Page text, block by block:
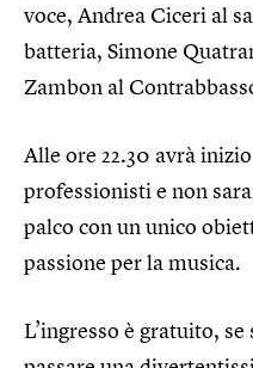
voce, Andrea Ciceri al
batteria, Simone
Zambon al
Alle ore 22.30 avrà
professionisti e non
palco con un unico
passione per la musica.
L’ingresso è gratuito,